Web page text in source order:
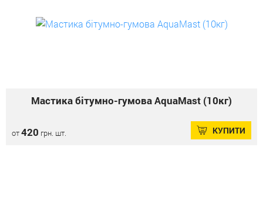
Мастика бітумно-гумова AquaMast (10кг)
от420 грн. шт. КУПИТИ